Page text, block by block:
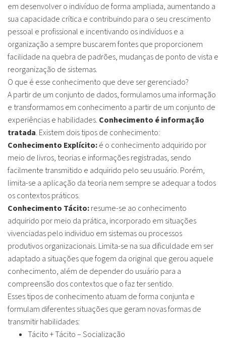
em desenvolver o indivíduo de forma ampliada, aumentando a
sua capacidade crítica e contribuindo para o seu crescimento
pessoal e profissional e incentivando os indivíduos e a
organização a sempre buscarem fontes que proporcionem
facilidade na quebra de padrões, mudanças de ponto de vista e
reorganização de sistemas.
O que é esse conhecimento que deve ser gerenciado?
A partir de um conjunto de dados, formulamos uma informação
e transformamos em conhecimento a partir de um conjunto de
experiências e habilidades. Conhecimento é informação
tratada. Existem dois tipos de conhecimento:
Conhecimento Explícito:é o conhecimento adquirido por
meio de livros, teorias e informações registradas, sendo
facilmente transmitido e adquirido pelo seu usuário. Porém,
limita-se a aplicação da teoria nem sempre se adequar a todos
os contextos práticos.
Conhecimento Tácito:resume-se ao conhecimento
adquirido por meio da prática, incorporado em situações
vivenciadas pelo individuo em sistemas ou processos
produtivos organizacionais. Limita-se na sua dificuldade em ser
adaptado a situações que fogem da original que gerou aquele
conhecimento, além de depender do usuário para a
compreensão dos contextos que o faz ter sentido.
Esses tipos de conhecimento atuam de forma conjunta e
formulam diferentes situações que geram novas formas de
transmitir habilidades:
Tácito + Tácito – Socialização